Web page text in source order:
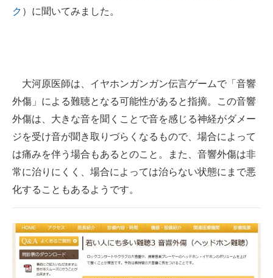
ク ）に聞いてみました。
大河原医師は、イヤホンガンガン伝言ゲームで「音響
外傷」による難聴となる可能性があると指摘。この音響
外傷は、大きな音を聞くことで音を感じる神経がダメー
ジを受け音が聞き取りづらくなるもので、場合によって
は痛みを伴う場合もあるとのこと。また、音響外傷は非
常に治りにくく、場合によっては治らない状態にまで悪
化することもあるようです。